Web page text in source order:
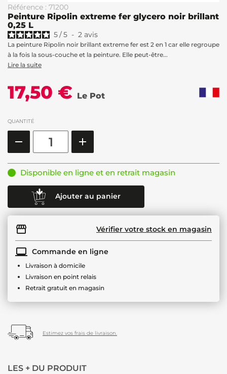
Référence : 71200
Peinture Ripolin extreme fer glycero noir brillant
0,25 L
5/5 - 2 avis
La peinture Ripolin noir brillant extreme fer est 2 en 1 car elle regroupe
à la fois la sous-couche et la peinture. Elle peut-être...
Lire la suite
17,50 € Le Pot
QUANTITÉ
Disponible en ligne et en retrait magasin
Ajouter au panier
Vérifier votre stock en magasin
Commande en ligne
Livraison à domicile
Livraison en point relais
Retrait gratuit en magasin
Estimez vos frais de livraison.
LES + DU PRODUIT